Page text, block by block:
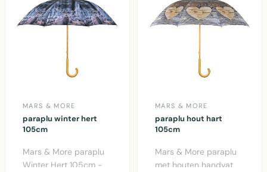
MARS & MORE
paraplu winter hert
105cm
Mars & More paraplu
Winter Hert 105cm -
MARS & MORE
paraplu hout hart
105cm
Mars & More paraplu
met houten handvat